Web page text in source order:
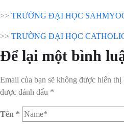
>> TRƯỜNG ĐẠI HỌC
>> TRƯỜNG ĐẠI HỌC
Để lại một bình
Email của bạn sẽ không được hiển thị
được đánh dấu *
Tên *